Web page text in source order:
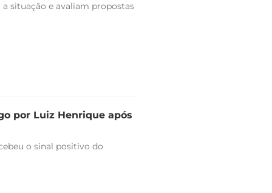
situação e avaliam propostas
por Luiz Henrique após
o sinal positivo do